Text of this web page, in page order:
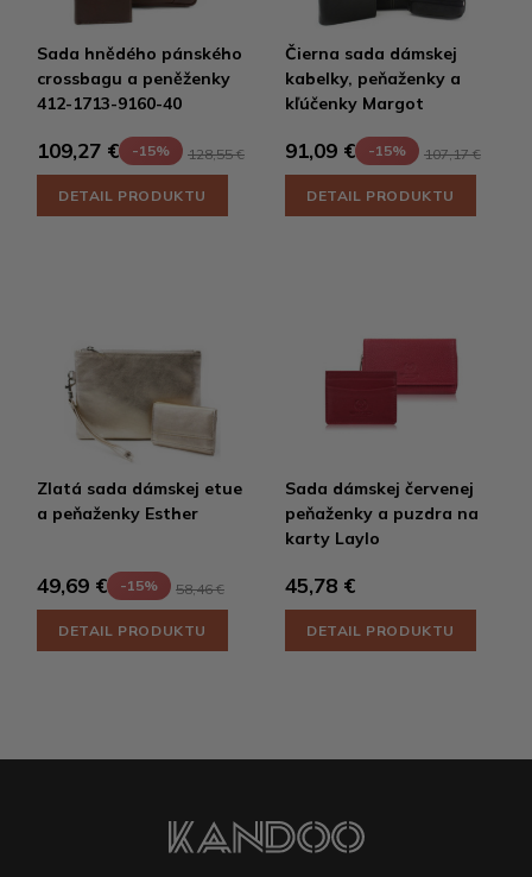
Sada hnědého pánského
crossbagu a peněženky
412-1713-9160-40
109,27 € -15% 128,55 €
DETAIL PRODUKTU
Čierna sada dámskej
kabelky, peňaženky a
kľúčenky Margot
91,09 € -15% 107,17 €
DETAIL PRODUKTU
Zlatá sada dámskej etue
a peňaženky Esther
49,69 € -15% 58,46 €
DETAIL PRODUKTU
Sada dámskej červenej
peňaženky a puzdra na
karty Laylo
45,78 €
DETAIL PRODUKTU